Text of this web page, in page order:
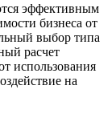
эффективным
бизнеса от
выбор типа
расчет
использования
на